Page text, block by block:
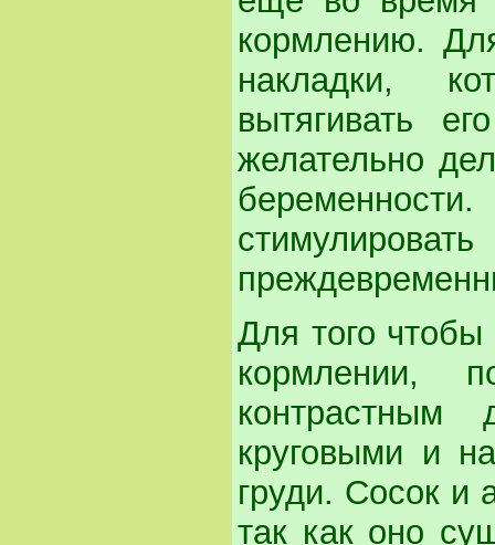
кормлению.
накладки,
вытягивать
желательно
Для того
кормлении,
круговыми и
груди. Сосок и
так как оно